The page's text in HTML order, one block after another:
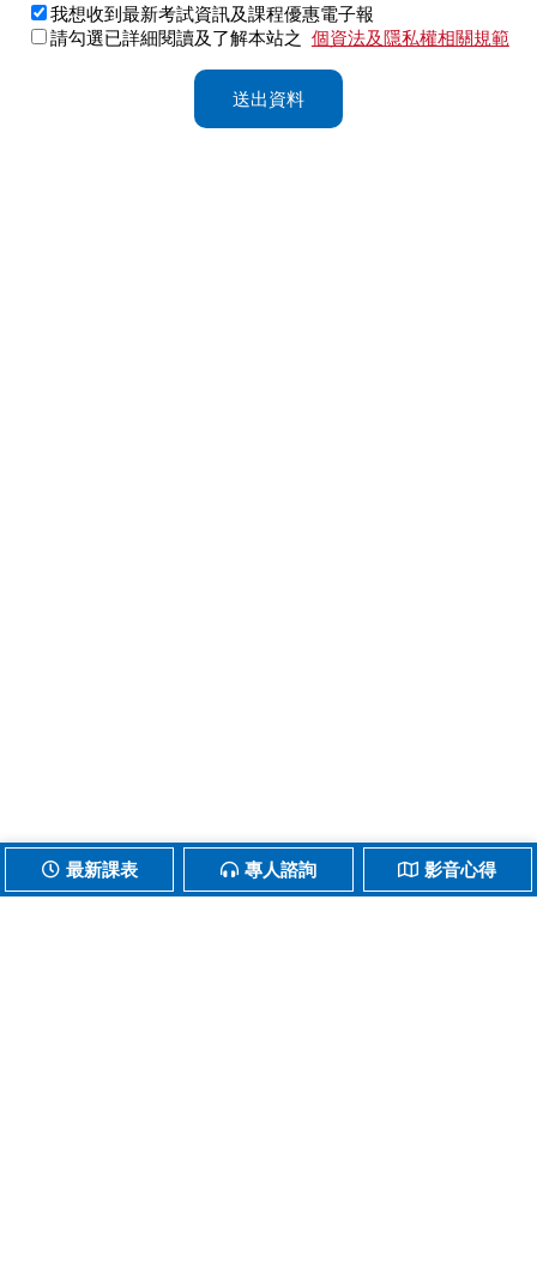
最新課表 專人諮詢 影音心得
我想收到最新考試資訊及課程優惠電子報
請勾選已詳細閱讀及了解本站之 個資法及隱私權相關規範
送出資料